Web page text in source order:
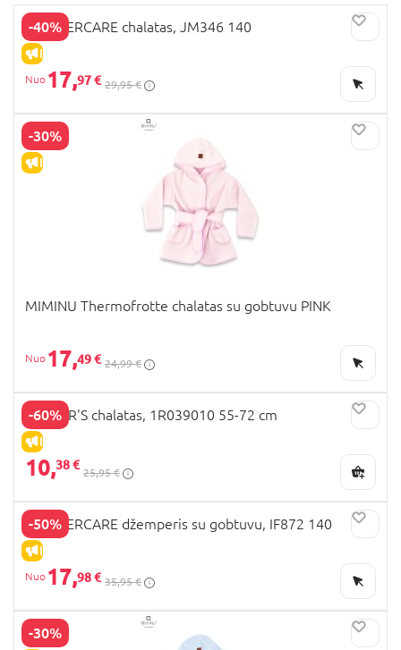
-40%
IŠPARDAVIMAS
MOTHERCARE chalatas, JM346 140
17,97 € 29,95 €
-30%
IŠPARDAVIMAS
MIMINU Thermofrotte chalatas su gobtuvu PINK
17,49 € 24,99 €
-60%
IŠPARDAVIMAS
CARTER'S chalatas, 1R039010 55-72 cm
10,38 €
25,95 €
-50%
IŠPARDAVIMAS
MOTHERCARE džemperis su gobtuvu, IF872 140
17,98 € 35,95 €
-30%